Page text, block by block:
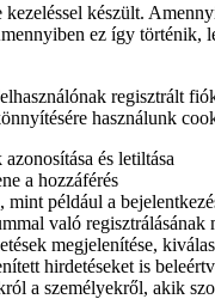
készült.
ez így
regisztrált
használunk
és letiltása
a hozzáférés
például a
való regisztrálásának
megjelenítése,
hirdetéseket is
a személyekről, akik